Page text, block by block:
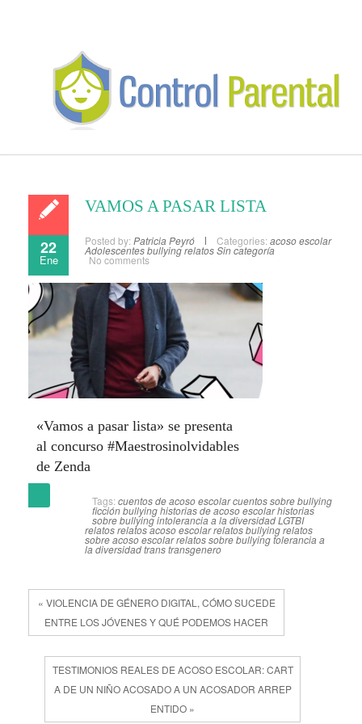
22
Ene
VAMOS A PASAR LISTA
Posted by: Patricia Peyró Categories: acoso escolar
AdolescentesbullyingrelatosSin categoría
No comments
«Vamos a pasar lista» se presenta
al concurso #Maestrosinolvidables
de Zenda
Tags: cuentos de acoso escolarcuentos sobre bullying
ficción bullyinghistorias de acoso escolarhistorias
sobre bullyingintolerancia a la diversidadLGTBI
relatosrelatos acoso escolarrelatos bullyingrelatos
sobre acoso escolarrelatos sobre bullyingtolerancia a
la diversidadtranstransgenero
« VIOLENCIA DE GÉNERO DIGITAL, CÓMO SUCEDE
ENTRE LOS JÓVENES Y QUÉ PODEMOS HACER
TESTIMONIOS REALES DE ACOSO ESCOLAR: CART
A DE UN NIÑO ACOSADO A UN ACOSADOR ARREP
ENTIDO »